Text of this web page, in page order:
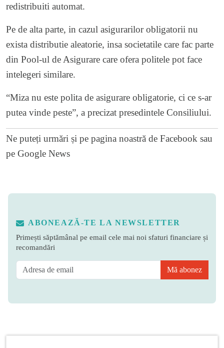
redistribuiti automat.
Pe de alta parte, in cazul asigurarilor obligatorii nu
exista distributie aleatorie, insa societatile care fac parte
din Pool-ul de Asigurare care ofera politele pot face
intelegeri similare.
“Miza nu este polita de asigurare obligatorie, ci ce s-ar
putea vinde peste”, a precizat presedintele Consiliului.
Ne puteți urmări și pe pagina noastră de Facebook sau
pe Google News
ABONEAZĂ-TE LA NEWSLETTER
Primești săptămânal pe email cele mai noi sfaturi financiare și
recomandări
Mă abonez